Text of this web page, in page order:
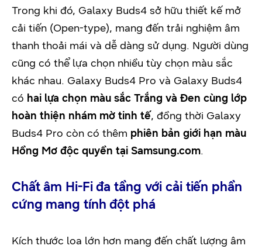
Trong khi đó, Galaxy Buds4 sở hữu thiết kế mở
cải tiến (Open-type), mang đến trải nghiệm âm
thanh thoải mái và dễ dàng sử dụng. Người dùng
cũng có thể lựa chọn nhiều tùy chọn màu sắc
khác nhau. Galaxy Buds4 Pro và Galaxy Buds4
có hai lựa chọn màu sắc Trắng và Đen cùng lớp
hoàn thiện nhám mờ tinh tế, đồng thời Galaxy
Buds4 Pro còn có thêm phiên bản giới hạn màu
Hồng Mơ độc quyền tại Samsung.com.
Chất âm Hi-Fi đa tầng với cải tiến phần
cứng mang tính đột phá
Kích thước loa lớn hơn mang đến chất lượng âm